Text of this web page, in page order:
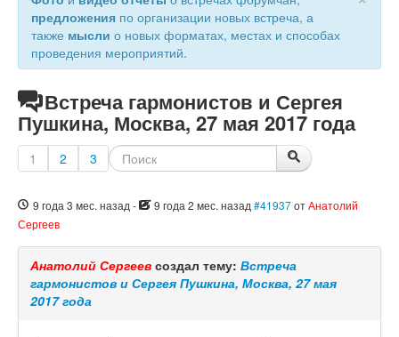
предложения по организации новых встреча, а
также мысли о новых форматах, местах и способах
проведения мероприятий.
Встреча гармонистов и Сергея
Пушкина, Москва, 27 мая 2017 года
1 2 3
9 года 3 мес. назад - 9 года 2 мес. назад #41937отАнатолий
Сергеев
Анатолий Сергеев создал тему: Встреча
гармонистов и Сергея Пушкина, Москва, 27 мая
2017 года